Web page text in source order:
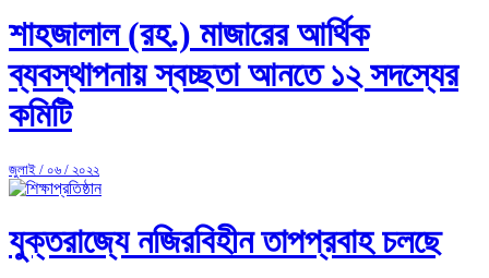
শাহজালাল (রহ.) মাজারের আর্থিক
ব্যবস্থাপনায় স্বচ্ছতা আনতে ১২ সদস্যের
কমিটি
জুলাই / ০৬ / ২০২২
যুক্তরাজ্যে নজিরবিহীন তাপপ্রবাহ চলছে